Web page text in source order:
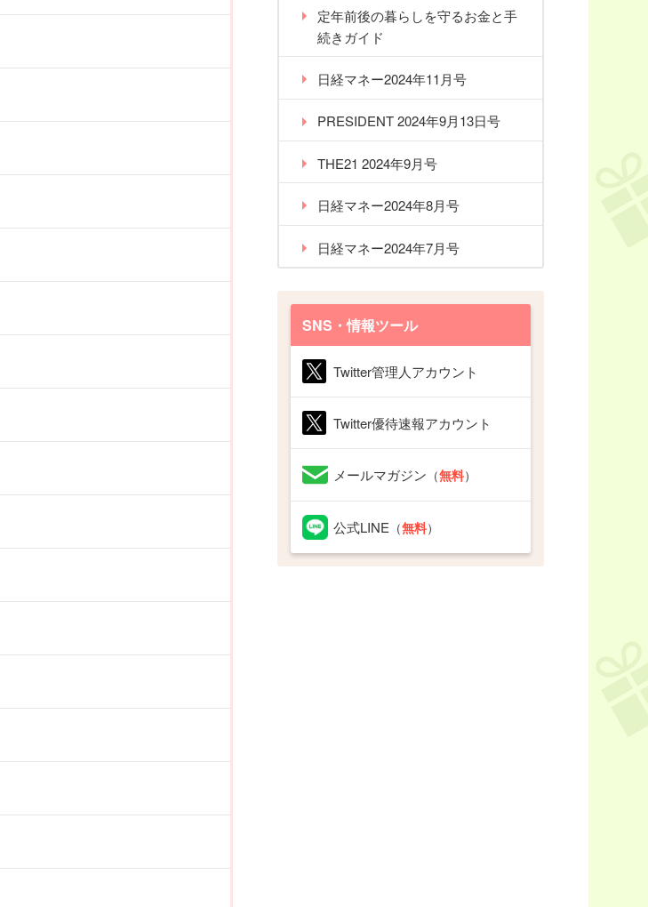
定年前後の暮らしを守るお金と手
続きガイド
日経マネー2024年11月号
PRESIDENT 2024年9月13日号
THE21 2024年9月号
日経マネー2024年8月号
日経マネー2024年7月号
SNS・情報ツール
Twitter管理人アカウント
Twitter優待速報アカウント
メールマガジン （無料）
公式LINE （無料）